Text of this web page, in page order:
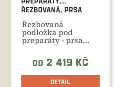
ŘEZBOVANÁ, PRSA
DANĚK Č.407
Řezbovaná
podložka pod
preparáty - prsa
daněk. Ruční
výroba, celková
výška 66...
OD 2 419 KČ
DETAIL